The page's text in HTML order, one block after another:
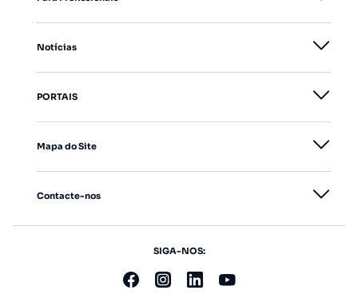
Notícias
PORTAIS
Mapa do Site
Contacte-nos
SIGA-NOS: